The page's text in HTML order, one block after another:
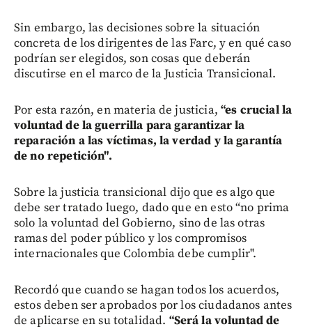
Sin embargo, las decisiones sobre la situación
concreta de los dirigentes de las Farc, y en qué caso
podrían ser elegidos, son cosas que deberán
discutirse en el marco de la Justicia Transicional.
Por esta razón, en materia de justicia, “es crucial la
voluntad de la guerrilla para garantizar la
reparación a las víctimas, la verdad y la garantía
de no repetición".
Sobre la justicia transicional dijo que es algo que
debe ser tratado luego, dado que en esto “no prima
solo la voluntad del Gobierno, sino de las otras
ramas del poder público y los compromisos
internacionales que Colombia debe cumplir".
Recordó que cuando se hagan todos los acuerdos,
estos deben ser aprobados por los ciudadanos antes
de aplicarse en su totalidad. “Será la voluntad de